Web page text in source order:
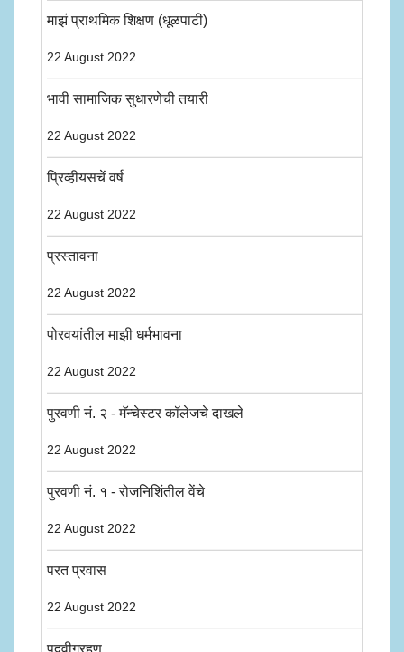
माझं प्राथमिक शिक्षण (धूळपाटी)
22 August 2022
भावी सामाजिक सुधारणेची तयारी
22 August 2022
प्रिव्हीयसचें वर्ष
22 August 2022
प्रस्तावना
22 August 2022
पोरवयांतील माझी धर्मभावना
22 August 2022
पुरवणी नं. २ - मॅन्चेस्टर कॉलेजचे दाखले
22 August 2022
पुरवणी नं. १ - रोजनिशिंतील वेंचे
22 August 2022
परत प्रवास
22 August 2022
पदवीग्रहण